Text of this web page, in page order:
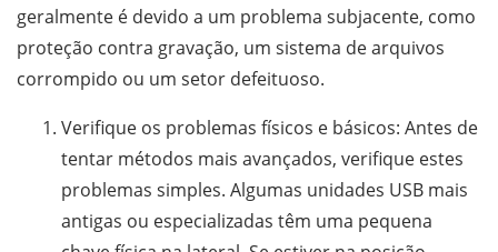
geralmente é devido a um problema subjacente, como
proteção contra gravação, um sistema de arquivos
corrompido ou um setor defeituoso.
Verifique os problemas físicos e básicos: Antes de
tentar métodos mais avançados, verifique estes
problemas simples. Algumas unidades USB mais
antigas ou especializadas têm uma pequena